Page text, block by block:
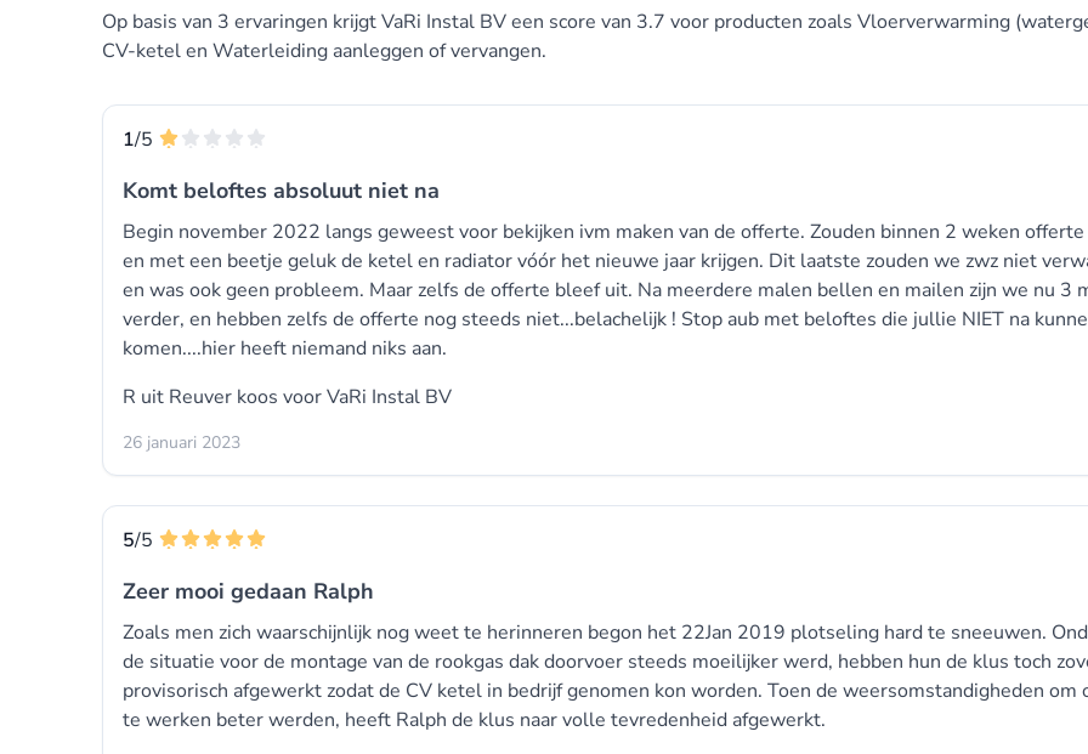
Op basis van 3 ervaringen krijgt VaRi Instal BV een score van 3.7 voor producten zoals Vloerverwarming
CV-ketel en Waterleiding aanleggen of vervangen.
1/5
Komt beloftes absoluut niet na
Begin november 2022 langs geweest voor bekijken ivm maken van de offerte. Zouden binnen 2 weken offerte
en met een beetje geluk de ketel en radiator vóór het nieuwe jaar krijgen. Dit laatste zouden we zwz niet
en was ook geen probleem. Maar zelfs de offerte bleef uit. Na meerdere malen bellen en mailen zijn we nu 3
verder, en hebben zelfs de offerte nog steeds niet...belachelijk ! Stop aub met beloftes die jullie NIET na
komen....hier heeft niemand niks aan.
R uit Reuver koos voorVaRi Instal BV
26 januari 2023
5/5
Zeer mooi gedaan Ralph
Zoals men zich waarschijnlijk nog weet te herinneren begon het 22Jan 2019 plotseling hard te sneeuwen.
de situatie voor de montage van de rookgas dak doorvoer steeds moeilijker werd, hebben hun de klus toch
provisorisch afgewerkt zodat de CV ketel in bedrijf genomen kon worden. Toen de weersomstandigheden om
te werken beter werden, heeft Ralph de klus naar volle tevredenheid afgewerkt.